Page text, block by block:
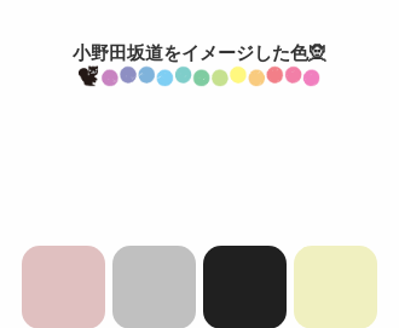
小野田坂道をイメージした色🧝